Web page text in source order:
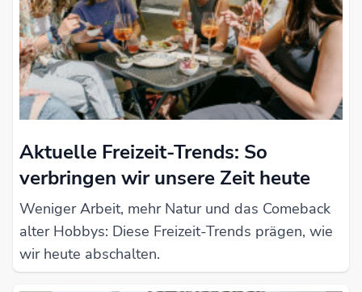
Aktuelle Freizeit-Trends: So
verbringen wir unsere Zeit heute
Weniger Arbeit, mehr Natur und das Comeback
alter Hobbys: Diese Freizeit-Trends prägen, wie
wir heute abschalten.